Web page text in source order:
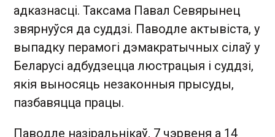
адказнасці. Таксама Павал Севярынец
звярнуўся да суддзі. Паводле актывіста, у
выпадку перамогі дэмакратычных сілаў у
Беларусі адбудзецца люстрацыя і суддзі,
якія выносяць незаконныя прысуды,
пазбавяцца працы.
Паводле назіральнікаў, 7 чэрвеня а 14